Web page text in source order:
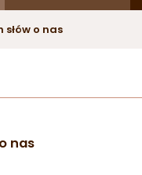
słów o nas
nas